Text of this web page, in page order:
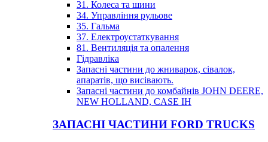
31. Колеса та шини
34. Управління рульове
35. Гальма
37. Електроустаткування
81. Вентиляція та опалення
Гідравліка
Запасні частини до жниварок, сівалок,
апаратів, що висівають.
Запасні частини до комбайнів JOHN DEERE,
NEW HOLLAND, CASE IH
ЗАПАСНІ ЧАСТИНИ FORD TRUCKS